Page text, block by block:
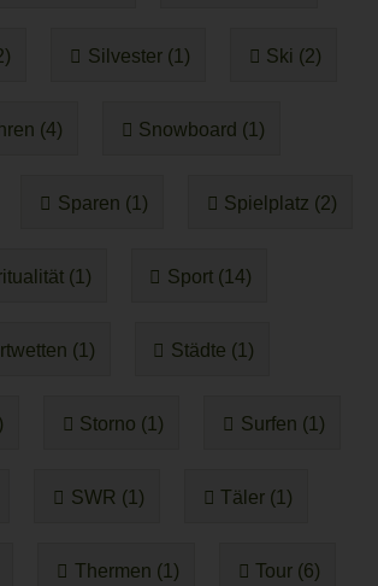
Silvester (1) Ski (2)
(4) Snowboard (1)
Sparen (1) Spielplatz (2)
(1) Sport (14)
(1) Städte (1)
Storno (1) Surfen (1)
SWR (1) Täler (1)
Thermen (1) Tour (6)